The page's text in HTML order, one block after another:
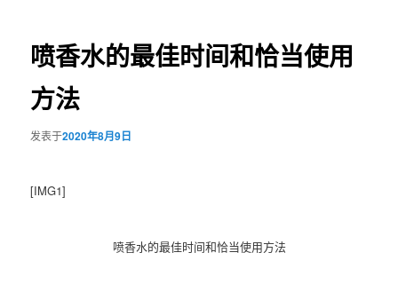
航
喷香水的最佳时间和恰当使用
方法
发表于2020年8月9日
[IMG1]
喷香水的最佳时间和恰当使用方法